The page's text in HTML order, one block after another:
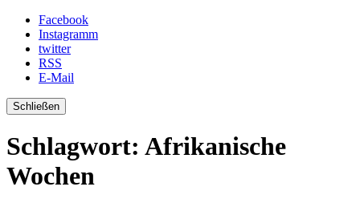
Facebook
Instagramm
twitter
RSS
E-Mail
Schließen
Schlagwort: Afrikanische
Wochen